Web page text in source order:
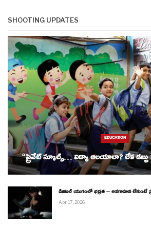
SHOOTING UPDATES
EDUCATION
“ప్రైవేట్ స్కూల్స్… విద్యా ఆలయాలా? లేక
డిజిటల్ యుగంలో భద్రత – అవగాహన లేకుంటే
Apr 17, 2026